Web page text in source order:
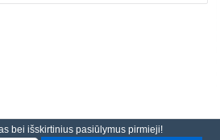
bei išskirtinius pasiūlymus pirmieji!